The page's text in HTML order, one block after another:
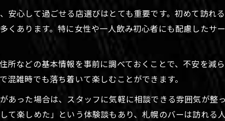
札幌市で定着するバーのアットホー
会話が弾む札幌バーの楽しみ方を発見
フレンドリーな雰囲気のバーで楽し
バーで盛り上がる札幌市の交流術
北海道札幌市で会話上手になれる
札幌市のバーで心地よい会話を楽し
安心して過ごせる店選びはとても重要です。初めて訪れ
くあります。特に女性や一人飲み初心者にも配慮したサ
所などの基本情報を事前に調べておくことで、不安を減
混雑時でも落ち着いて楽しむことができます。
あった場合は、スタッフに気軽に相談できる雰囲気が整
て楽しめた」という体験談もあり、札幌のバーは訪れる